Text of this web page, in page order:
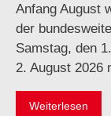
Anfang August
der
Samstag, den
2. August 2026
Weiterlesen